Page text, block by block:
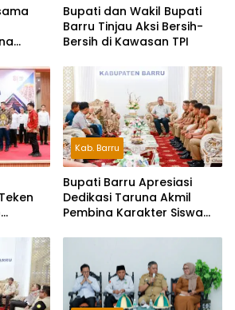
Bupati dan Wakil Bupati
Barru Tinjau Aksi Bersih-
Bersih di Kawasan TPI
Kab. Barru
Bupati Barru Apresiasi
Dedikasi Taruna Akmil
Pembina Karakter Siswa